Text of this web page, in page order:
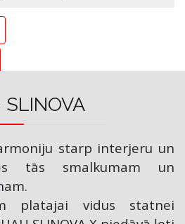
starp interjeru un
tās smalkumam un
platajai vidus statnei